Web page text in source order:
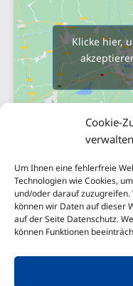
Cookie-
verwalten
Um Ihnen eine fehlerfreie
Technologien wie Cookies,
und/oder darauf zuzugreifen.
können wir Daten auf dieser
auf der Seite Datenschutz.
können Funktionen
Klicke hier,
Sitemap
Impressum
Datenschutzerklärung
Erstinformationen